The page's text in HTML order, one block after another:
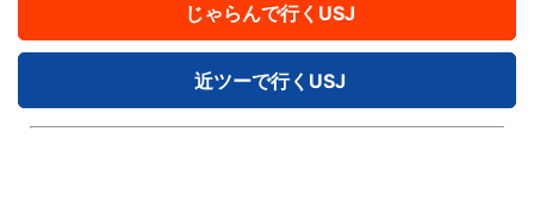
じゃらんで行くUSJ
近ツーで行くUSJ